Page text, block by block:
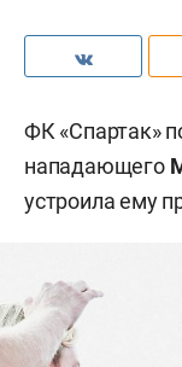
ФК «Спартак»
нападающего
устроила ему